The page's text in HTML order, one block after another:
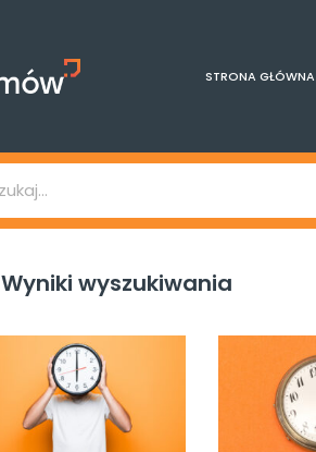
STRONA GŁÓWNA
Wyniki wyszukiwania